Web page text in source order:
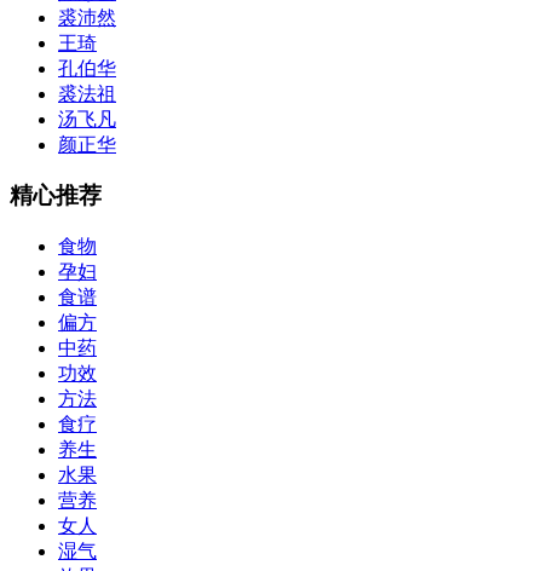
裘沛然
王琦
孔伯华
裘法祖
汤飞凡
颜正华
精心推荐
食物
孕妇
食谱
偏方
中药
功效
方法
食疗
养生
水果
营养
女人
湿气